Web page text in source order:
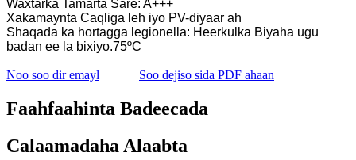
Waxtarka Tamarta Sare: A+++
Xakamaynta Caqliga leh iyo PV-diyaar ah
Shaqada ka hortagga legionella: Heerkulka Biyaha ugu
badan ee la bixiyo.75ºC
Noo soo dir emayl Soo dejiso sida PDF ahaan
Faahfaahinta Badeecada
Calaamadaha Alaabta